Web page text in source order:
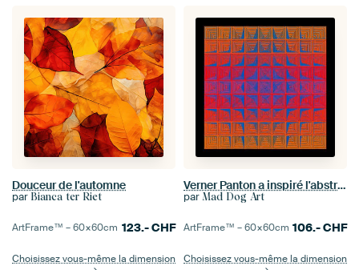
Douceur de l'automne
par Bianca ter Riet
ArtFrame™ –60×60cm 123.-CHF
Choisissez vous-même la dimension
Verner Panton a inspiré l'abstraction couleur soleil
par Mad Dog Art
ArtFrame™ –60×60cm 106.-CHF
Choisissez vous-même la dimension